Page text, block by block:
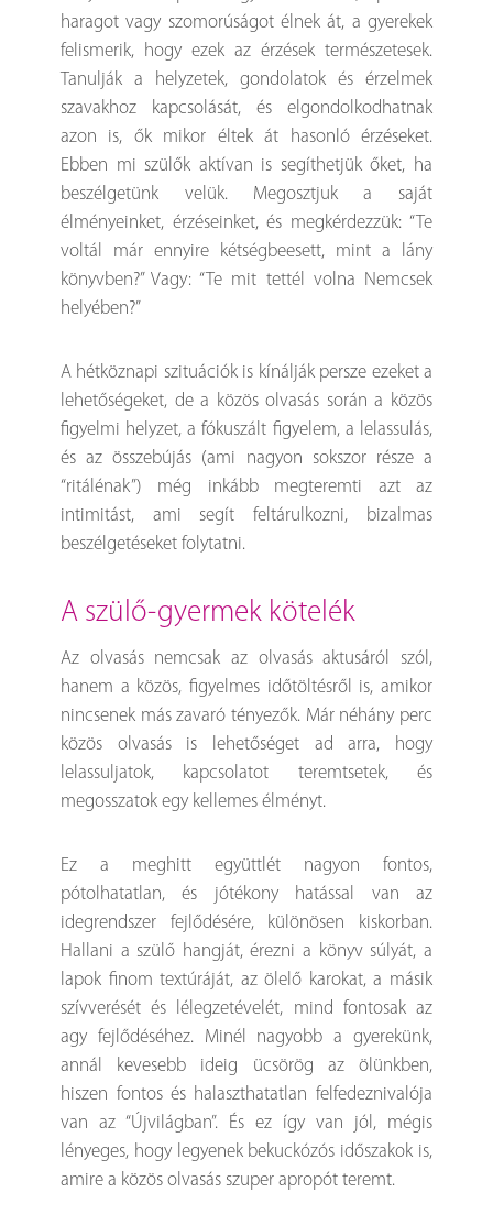
haragot vagy szomorúságot élnek át, a gyerekek
felismerik, hogy ezek az érzések természetesek.
Tanulják a helyzetek, gondolatok és érzelmek
szavakhoz kapcsolását, és elgondolkodhatnak
azon is, ők mikor éltek át hasonló érzéseket.
Ebben mi szülők aktívan is segíthetjük őket, ha
beszélgetünk velük. Megosztjuk a saját
élményeinket, érzéseinket, és megkérdezzük: “Te
voltál már ennyire kétségbeesett, mint a lány
könyvben?” Vagy: “Te mit tettél volna Nemcsek
helyében?”
A hétköznapi szituációk is kínálják persze ezeket a
lehetőségeket, de a közös olvasás során a közös
figyelmi helyzet, a fókuszált figyelem, a lelassulás,
és az összebújás (ami nagyon sokszor része a
“ritálénak”) még inkább megteremti azt az
intimitást, ami segít feltárulkozni, bizalmas
beszélgetéseket folytatni.
a szülő-gyermek kötelék
Az olvasás nemcsak az olvasás aktusáról szól,
hanem a közös, figyelmes időtöltésről is, amikor
nincsenek más zavaró tényezők. Már néhány perc
közös olvasás is lehetőséget ad arra, hogy
lelassuljatok, kapcsolatot teremtsetek, és
megosszatok egy kellemes élményt.
Ez a meghitt együttlét nagyon fontos,
pótolhatatlan, és jótékony hatással van az
idegrendszer fejlődésére, különösen kiskorban.
Hallani a szülő hangját, érezni a könyv súlyát, a
lapok finom textúráját, az ölelő karokat, a másik
szívverését és lélegzetévelét, mind fontosak az
agy fejlődéséhez. Minél nagyobb a gyerekünk,
annál kevesebb ideig ücsörög az ölünkben,
hiszen fontos és halaszthatatlan felfedeznivalója
van az “Újvilágban”. És ez így van jól, mégis
lényeges, hogy legyenek bekuckózós időszakok is,
amire a közös olvasás szuper apropót teremt.